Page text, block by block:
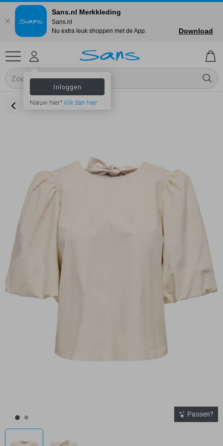
Inloggen
Nieuw hier? klik dan hier
Passen?
Sans.nl Merkkleding
Sans.nl
Nu extra leuk shoppen met de App.
Download